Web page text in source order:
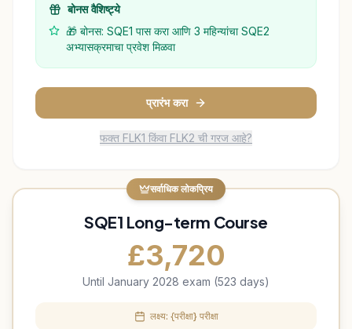
बोनस वैशिष्ट्ये
🎁 बोनस: SQE1 पास करा आणि 3 महिन्यांचा SQE2
अभ्यासक्रमाचा प्रवेश मिळवा
प्रारंभ करा
फक्त FLK1 किंवा FLK2 ची गरज आहे?
सर्वाधिक लोकप्रिय
SQE1 Long-term Course
£3,720
Until January 2028 exam (523 days)
लक्ष्य: {परीक्षा} परीक्षा